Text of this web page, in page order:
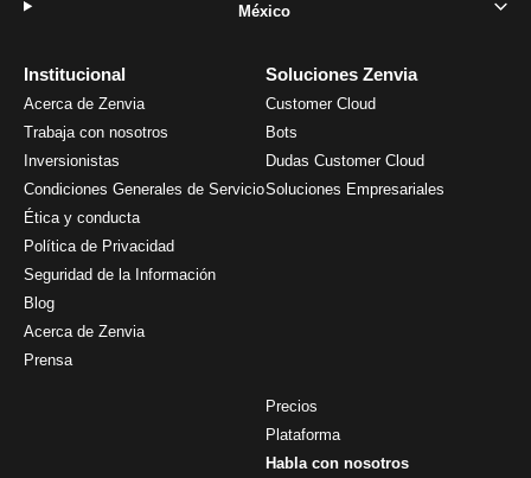
Institucional
Acerca de Zenvia
Trabaja con nosotros
Inversionistas
Condiciones Generales de Servicio
Ética y conducta
Política de Privacidad
Seguridad de la Información
Blog
Acerca de Zenvia
Prensa
Soluciones Zenvia
Customer Cloud
Bots
Dudas Customer Cloud
Soluciones Empresariales
Precios
Plataforma
Habla con nosotros
México